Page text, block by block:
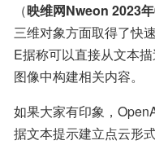
（映维网Nweon 2023
三维对象方面取得了快
E据称可以直接从文本
图像中构建相关内容。
如果大家有印象，
据文本提示建立点云形